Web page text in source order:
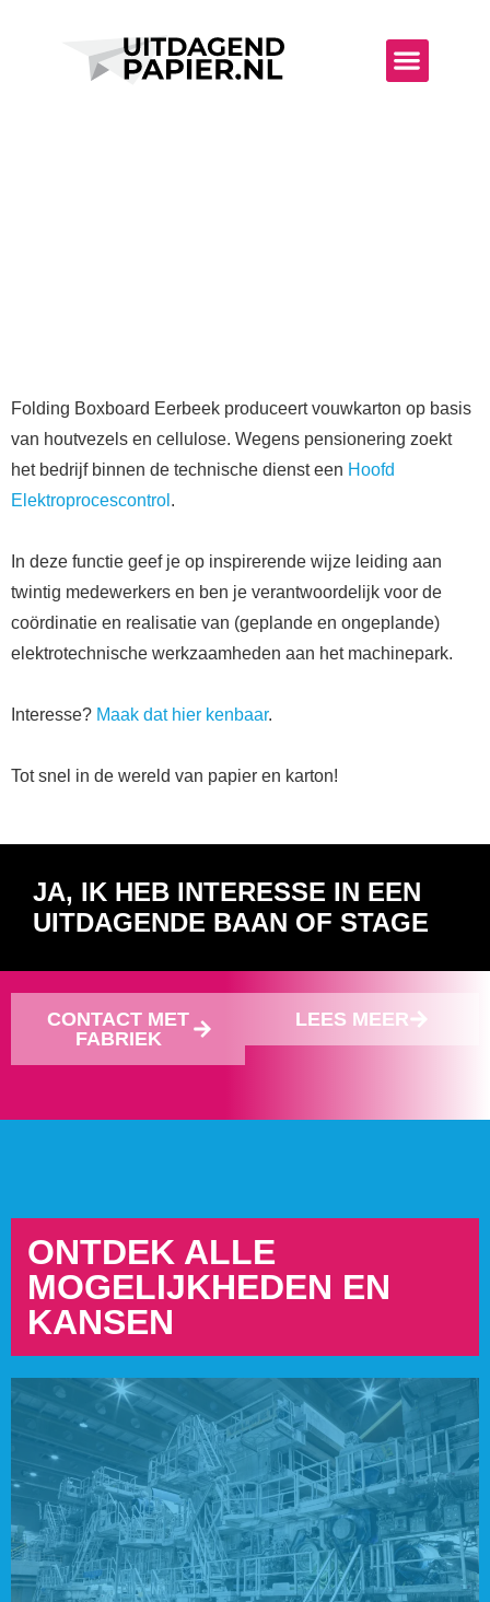
Folding Boxboard Eerbeek produceert vouwkarton op basis
van houtvezels en cellulose. Wegens pensionering zoekt
het bedrijf binnen de technische dienst een Hoofd
Elektroprocescontrol .
In deze functie geef je op inspirerende wijze leiding aan
twintig medewerkers en ben je verantwoordelijk voor de
coördinatie en realisatie van (geplande en ongeplande)
elektrotechnische werkzaamheden aan het machinepark.
Interesse? Maak dat hier kenbaar.
Tot snel in de wereld van papier en karton!
JA, IK HEB INTERESSE IN EEN
UITDAGENDE BAAN OF STAGE
CONTACT MET
FABRIEK
LEES MEER
ONTDEK ALLE
MOGELIJKHEDEN EN
KANSEN